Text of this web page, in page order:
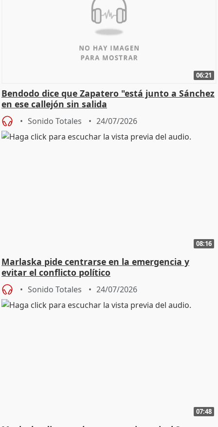
06:21
Bendodo dice que Zapatero "está junto a Sánchez
en ese callejón sin salida
Sonido Totales 24/07/2026
08:16
Marlaska pide centrarse en la emergencia y
evitar el conflicto político
Sonido Totales 24/07/2026
07:48